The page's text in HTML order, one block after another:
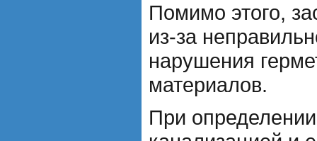
Помимо этого,
из-за
нарушения
материалов.
При